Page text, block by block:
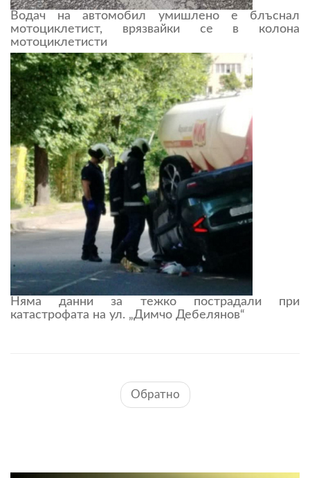
Водач на автомобил умишлено е блъснал
мотоциклетист, врязвайки се в колона
мотоциклетисти
Няма данни за тежко пострадали при
катастрофата на ул. „Димчо Дебелянов“
Обратно